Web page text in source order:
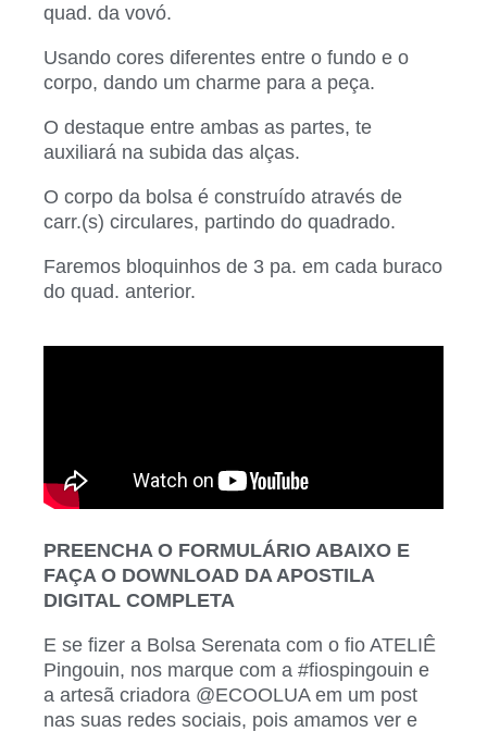
quad. da vovó.
Usando cores diferentes entre o fundo e o
corpo, dando um charme para a peça.
O destaque entre ambas as partes, te
auxiliará na subida das alças.
O corpo da bolsa é construído através de
carr.(s) circulares, partindo do quadrado.
Faremos bloquinhos de 3 pa. em cada buraco
do quad. anterior.
PREENCHA O FORMULÁRIO ABAIXO E
FAÇA O DOWNLOAD DA APOSTILA
DIGITAL COMPLETA
E se fizer a Bolsa Serenata com o fio ATELIÊ
Pingouin, nos marque com a #fiospingouin e
a artesã criadora @ECOOLUA em um post
nas suas redes sociais, pois amamos ver e